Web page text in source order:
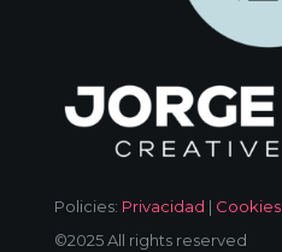
Policies: Privacidad | Cookies
©2025 All rights reserved